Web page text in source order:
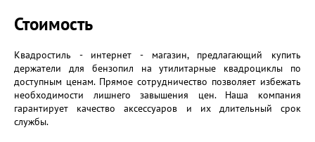
Стоимость
Квадростиль - интернет - магазин, предлагающий купить
держатели для бензопил на утилитарные квадроциклы по
доступным ценам. Прямое сотрудничество позволяет избежать
необходимости лишнего завышения цен. Наша компания
гарантирует качество аксессуаров и их длительный срок
службы.